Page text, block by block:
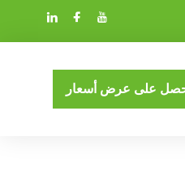
على عرض أسعار